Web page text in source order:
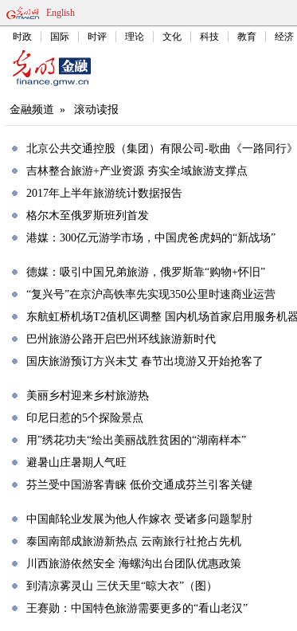
English
时政 国际 时评 理论 文化 科技 教育 经济
金融频道 » 滚动读报
北京公共交通控股（集团）有限公司-歌曲《一路同行》
吉林整合旅游+产业资源 夯实全域旅游支撑点
2017年上半年旅游统计数据报告
格尔木至俄罗斯班列首发
港媒：300亿元游学市场，中国虎爸虎妈的“新战场”
德媒：吸引中国兄弟旅游，俄罗斯靠“购物+怀旧”
“复兴号”在京沪高铁率先实现350公里时速商业运营
东航虹桥机场T2值机区调整 国内机场首家启用服务机
巴州旅游公路开启巴州环线旅游新时代
国庆旅游预订方兴未艾 春节出境游又开始抢客了
美丽乡村迎来乡村旅游热
印尼日惹的5个探险景点
用”绣花功夫“绘出美丽战胜贫困的“湖南样本”
避暑山庄暑期人气旺
芬兰受中国游客青睐 低价交通成芬兰引客关键
中国邮轮业发展为他人作嫁衣 受诸多问题掣肘
泰国南部成旅游新热点 云南旅行社抢占先机
川西旅游依然安全 海螺沟出台团队优惠政策
到清凉雾灵山 三伏天里“晾大衣”（图）
王赛勋：中国特色旅游需要更多的“看山老汉”